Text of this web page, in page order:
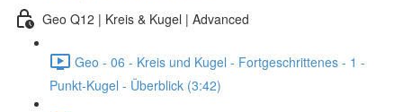
Geo Q12 | Kreis & Kugel | Advanced
Geo - 06 - Kreis und Kugel - Fortgeschrittenes - 1 -
Punkt-Kugel - Überblick (3:42)